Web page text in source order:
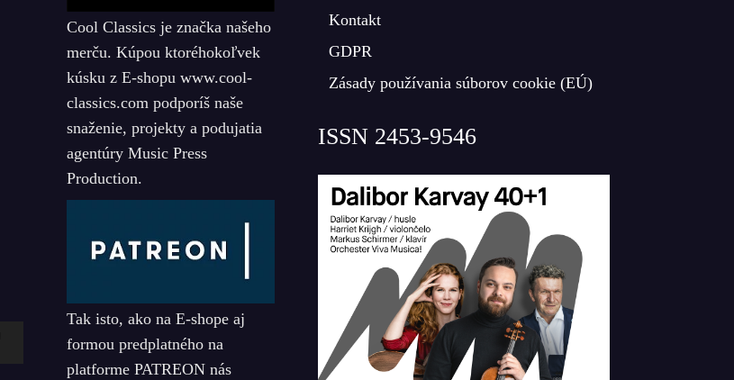
Cool Classics je značka našeho
merču. Kúpou ktoréhokoľvek
kúsku z E-shopu www.cool-
classics.com podporíš naše
snaženie, projekty a podujatia
agentúry Music Press
Production.
Tak isto, ako na E-shope aj
formou predplatného na
platforme PATREON nás
Kontakt
GDPR
Zásady používania súborov cookie (EÚ)
ISSN 2453-9546